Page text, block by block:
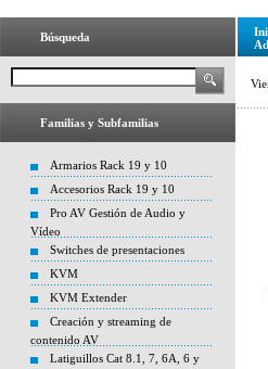
Búsqueda
Familias y Subfamilias
Armarios Rack 19 y 10
Accesorios Rack 19 y 10
Pro AV Gestión de Audio y
Vídeo
Switches de presentaciones
KVM
KVM Extender
Creación y streaming de
contenido AV
Latiguillos Cat 8.1, 7, 6A, 6 y